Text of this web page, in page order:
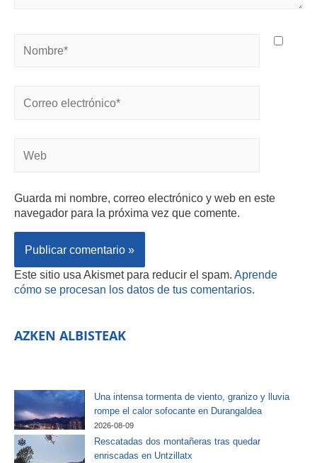
Guarda mi nombre, correo electrónico y web en este
navegador para la próxima vez que comente.
Este sitio usa Akismet para reducir el spam. Aprende
cómo se procesan los datos de tus comentarios.
AZKEN ALBISTEAK
Una intensa tormenta de viento, granizo y lluvia
rompe el calor sofocante en Durangaldea
2026-08-09
Rescatadas dos montañeras tras quedar
enriscadas en Untzillatx